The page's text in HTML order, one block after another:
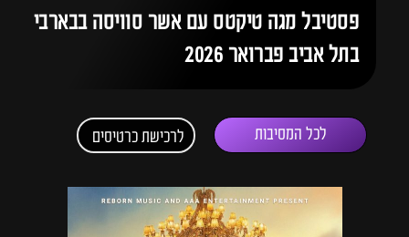
פסטיבל מגה טיקטס עם אשר סוויסה בבארבי
בתל אביב פברואר 2026
לכל המסיבות לרכישת כרטיסים